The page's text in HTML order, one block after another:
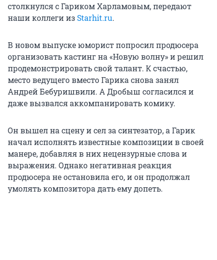
столкнулся с Гариком Харламовым, передают
наши коллеги из Starhit.ru.
В новом выпуске юморист попросил продюсера
организовать кастинг на «Новую волну» и решил
продемонстрировать свой талант. К счастью,
место ведущего вместо Гарика снова занял
Андрей Бебуришвили. А Дробыш согласился и
даже вызвался аккомпанировать комику.
Он вышел на сцену и сел за синтезатор, а Гарик
начал исполнять известные композиции в своей
манере, добавляя в них нецензурные слова и
выражения. Однако негативная реакция
продюсера не остановила его, и он продолжал
умолять композитора дать ему допеть.